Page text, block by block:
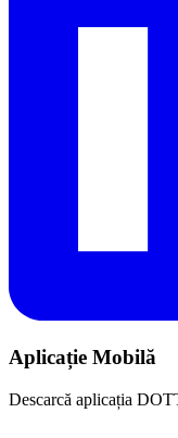
Aplicație Mobilă
Descarcă aplicația